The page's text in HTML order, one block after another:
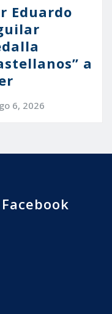
Eduardo
a
6, 2026